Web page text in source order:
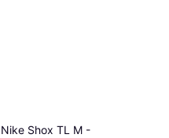
Nike Shox TL M -